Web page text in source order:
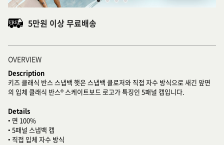
5만원 이상 무료배송
OVERVIEW
Description
키즈 클래식 반스 스냅백 햇은 스냅백 클로저와 직접 자수 방식으로 새긴 앞면
의 입체 클래식 반스® 스케이트보드 로고가 특징인 5패널 캡입니다.
Details
• 면 100%
• 5패널 스냅백 캡
• 직접 입체 자수 방식